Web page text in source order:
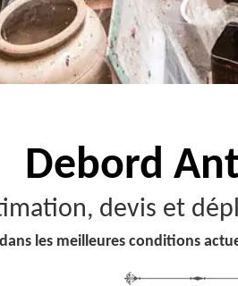
Debord
devis et
les meilleures conditions